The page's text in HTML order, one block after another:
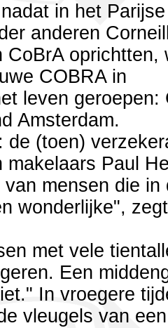
in het
anderen
CoBrA oprichtten,
COBRA in
leven geroepen:
Amsterdam.
de (toen)
makelaars Paul
van mensen die
wonderlijke",
met vele
Een
In vroegere
vleugels van